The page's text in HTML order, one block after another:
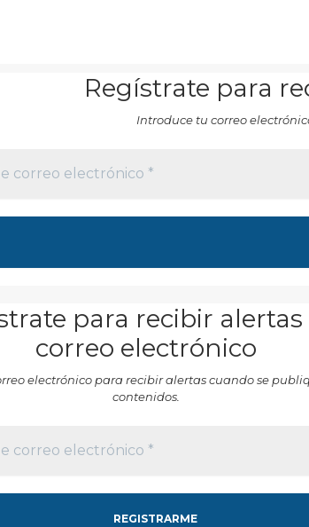
Regístrate para
Introduce tu correo
para recibir
correo electrónico
electrónico para recibir alertas cuando se
contenidos.